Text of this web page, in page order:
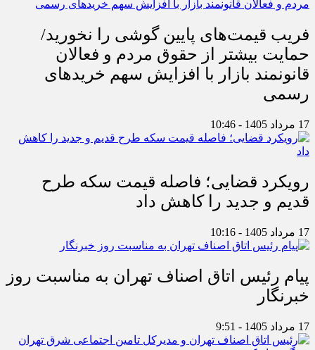
فریب قیمت‌های پایین گوشی را نخورید/
حمایت بیشتر از حقوق مردم و فعالان
قانونمند بازار با افزایش سهم خریدهای
رسمی
17 مرداد 1405 - 10:46
رویکرد قضایی؛ فاصله قیمت سکه طرح
قدیم و جدید را کاهش داد
17 مرداد 1405 - 10:16
پیام رئیس اتاق اصناف تهران به مناسبت روز
خبرنگار
17 مرداد 1405 - 9:51